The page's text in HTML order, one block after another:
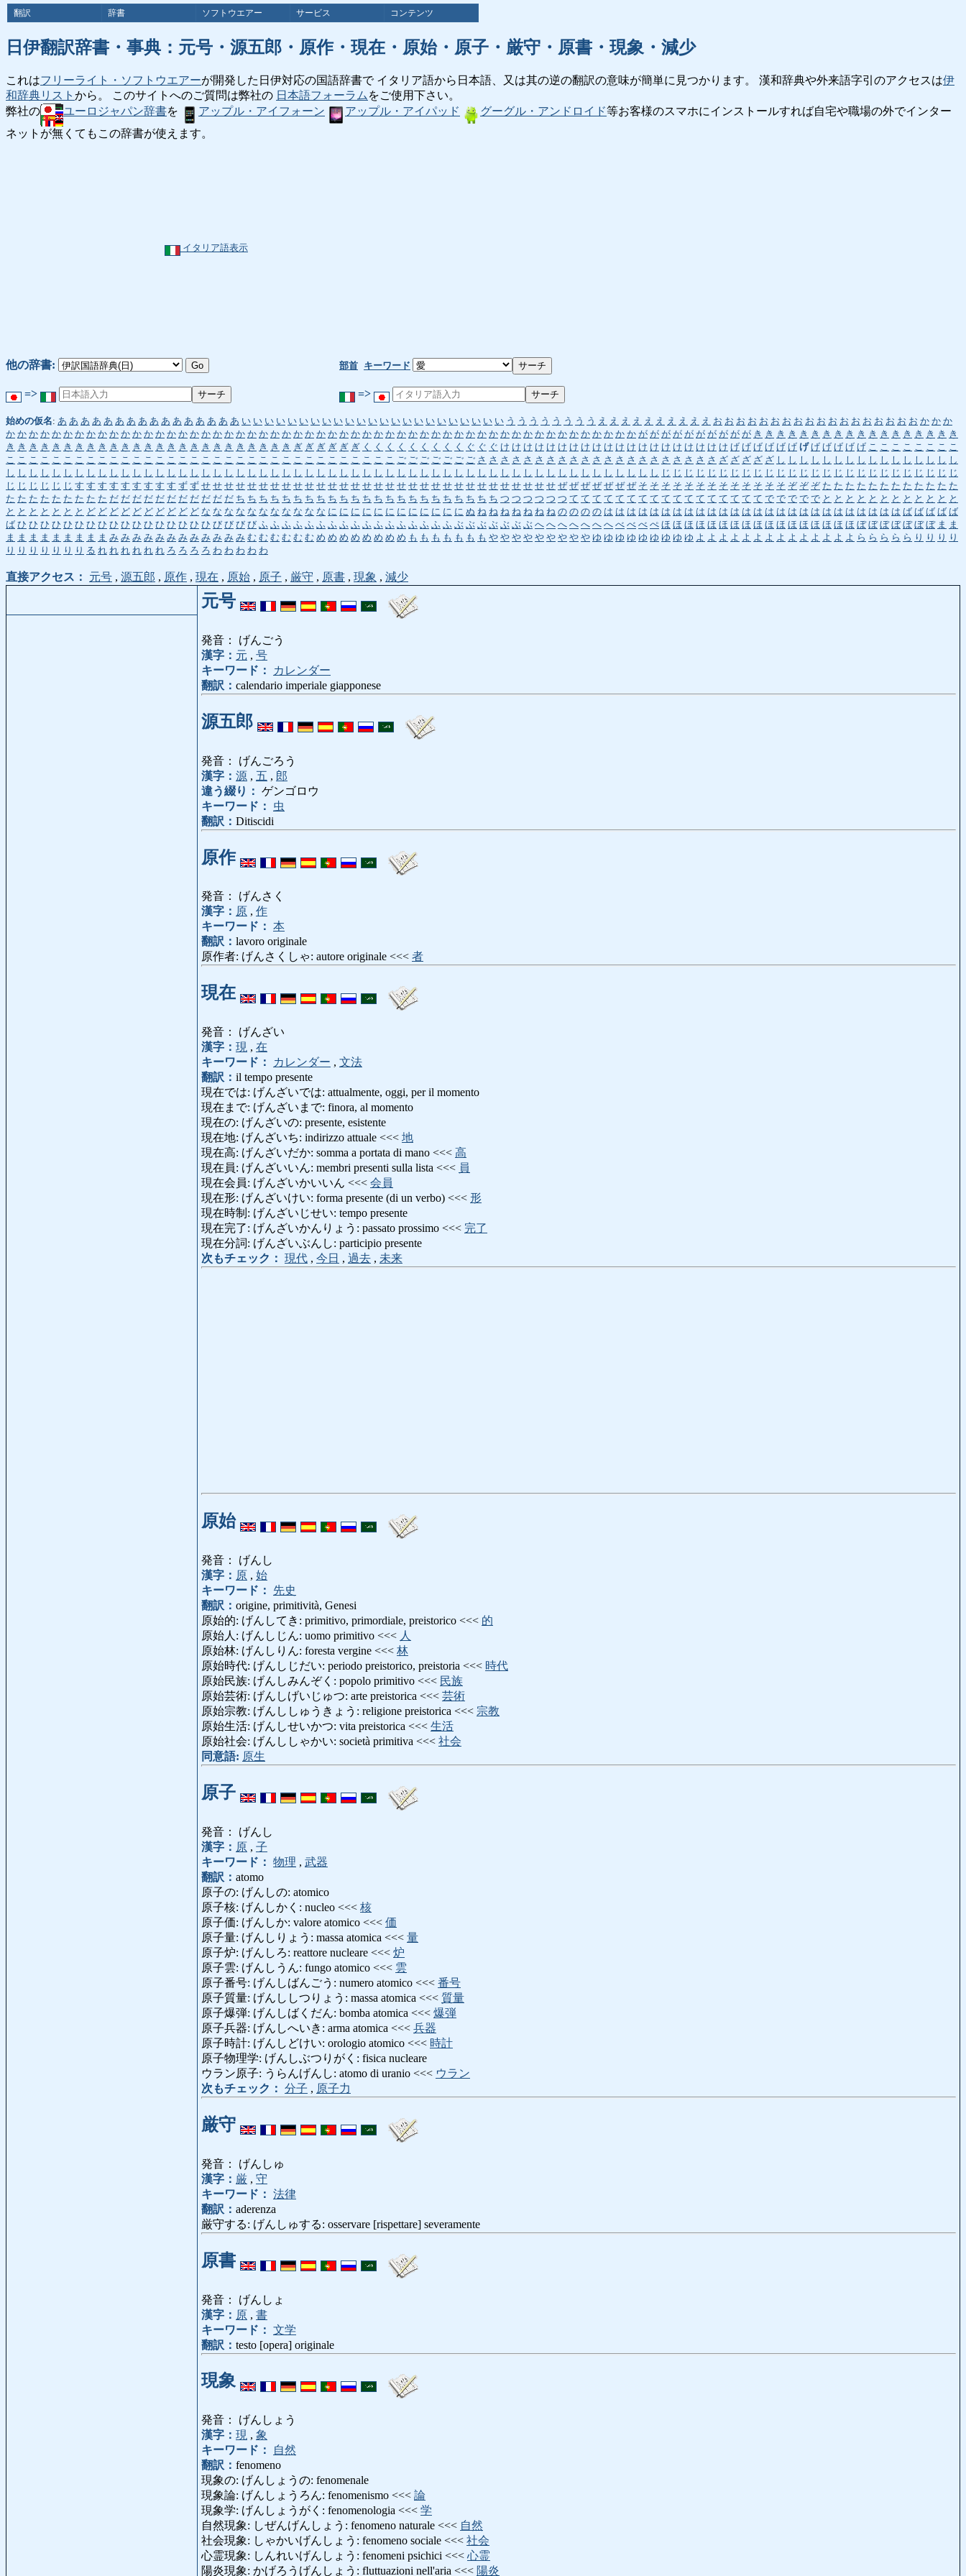
翻訳 辞書 ソフトウエアー サービス コンテンツ
日伊翻訳辞書・事典：元号・源五郎・原作・現在・原始・原子・厳守・原書・現象・減少
これはフリーライト・ソフトウエアーが開発した日伊対応の国語辞書で イタリア語から日本語、又は其の逆の翻訳の意味が簡単に見つかります。 漢和辞典や外来語字引のアクセスは伊
和辞典リスト から。 このサイトへのご質問は弊社の 日本語フォーラム をご使用下さい。
弊社の
ユーロジャパン辞書を アップル・アイフォーン アップル・アイパッド グーグル・アンドロイド等お客様のスマホにインストールすれば自宅や職場の外でインター
ネットが無くてもこの辞書が使えます。
イタリア語表示
他の辞書: 部首 キーワード
=> =>
始めの仮名: あ あ あ あ あ あ あ あ あ あ あ あ あ あ あ あ い い い い い い い い い い い い い い い い い い い い い い い う う う う う う う う え え え え え え え え え え お お お お お お お お お お お お お お お お お お か か か
か か か か か か か か か か か か か か か か か か か か か か か か か か か か か か か か か か か か か か か か か か か か か か か か か か か か か か か が が が が が が が が が が き き き き き き き き き き き き き き き き き き
き き き き き き き き き き き き き き き き き き き き き き き き き ぎ ぎ ぎ ぎ ぎ ぎ く く く く く く く く く ぐ ぐ ぐ け け け け け け け け け け け け け け け け け け け け げ げ げ げ げ げ げ げ げ げ げ げ こ こ こ こ こ こ こ こ
こ こ こ こ こ こ こ こ こ こ こ こ こ こ こ こ こ こ こ こ こ こ こ こ こ こ こ こ こ こ こ こ こ こ ご ご ご ご ご ご ご さ さ さ さ さ さ さ さ さ さ さ さ さ さ さ さ さ さ さ さ さ ざ ざ ざ ざ ざ し し し し し し し し し し し し し し し し
し し し し し し し し し し し し し し し し し し し し し し し し し し し し し し し し し し し し し し し し し し し し し し し し し し し し し し し し し じ じ じ じ じ じ じ じ じ じ じ じ じ じ じ じ じ じ じ じ じ じ じ じ じ じ
じ じ じ じ じ じ す す す す す す す す す ず ず せ せ せ せ せ せ せ せ せ せ せ せ せ せ せ せ せ せ せ せ せ せ せ せ せ せ せ せ せ せ せ ぜ ぜ ぜ ぜ ぜ ぜ ぜ そ そ そ そ そ そ そ そ そ そ そ そ そ ぞ ぞ ぞ た た た た た た た た た た た た
た た た た た た た た た だ だ だ だ だ だ だ だ だ だ だ ち ち ち ち ち ち ち ち ち ち ち ち ち ち ち ち ち ち ち ち ち ち ち つ つ つ つ つ つ て て て て て て て て て て て て て て て て て で で で で で と と と と と と と と と と と と
と と と と と と と ど ど ど ど ど ど ど ど ど ど な な な な な な な な な な な に に に に に に に に に に に に ぬ ね ね ね ね ね ね ね の の の の は は は は は は は は は は は は は は は は は は は は は は は は は は ば ば ば ば ば
ば ひ ひ ひ ひ ひ ひ ひ ひ ひ ひ ひ ひ ひ ひ ひ ひ ひ び び び び ふ ふ ふ ふ ふ ふ ふ ふ ふ ふ ふ ふ ふ ふ ふ ふ ふ ぶ ぶ ぶ ぶ ぶ ぶ ぶ へ へ へ へ へ へ へ べ べ べ ぺ ほ ほ ほ ほ ほ ほ ほ ほ ほ ほ ほ ほ ほ ほ ほ ほ ほ ぼ ぼ ぼ ぼ ぼ ぼ ぼ ま ま
ま ま ま ま ま ま ま ま ま み み み み み み み み み み み み む む む む む む め め め め め め め め も も も も も も も や や や や や や や や や ゆ ゆ ゆ ゆ ゆ ゆ ゆ ゆ ゆ よ よ よ よ よ よ よ よ よ よ よ よ よ よ ら ら ら ら ら り り り り
り り り り り り り る れ れ れ れ れ れ ろ ろ ろ ろ わ わ わ わ わ
直接アクセス： 元号 , 源五郎 , 原作 , 現在 , 原始 , 原子 , 厳守 , 原書 , 現象 , 減少
元号
発音： げんごう
漢字： 元 , 号
キーワード：
カレンダー
翻訳： calendario imperiale giapponese
源五郎
発音： げんごろう
漢字： 源 , 五 , 郎
違う綴り： ゲンゴロウ
キーワード：
虫
翻訳： Ditiscidi
原作
発音： げんさく
漢字： 原 , 作
キーワード： 本
翻訳： lavoro originale
原作者: げんさくしゃ: autore originale <<< 者
現在
発音： げんざい
漢字： 現 , 在
キーワード：
カレンダー , 文法
翻訳： il tempo presente
現在では: げんざいでは: attualmente, oggi, per il momento
現在まで: げんざいまで: finora, al momento
現在の: げんざいの: presente, esistente
現在地: げんざいち: indirizzo attuale <<< 地
現在高: げんざいだか: somma a portata di mano <<< 高
現在員: げんざいいん: membri presenti sulla lista <<< 員
現在会員: げんざいかいいん <<< 会員
現在形: げんざいけい: forma presente (di un verbo) <<< 形
現在時制: げんざいじせい: tempo presente
現在完了: げんざいかんりょう: passato prossimo <<< 完了
現在分詞: げんざいぶんし: participio presente
次もチェック： 現代 , 今日 , 過去 , 未来
原始
発音： げんし
漢字： 原 , 始
キーワード：
先史
翻訳： origine, primitività, Genesi
原始的: げんしてき: primitivo, primordiale, preistorico <<< 的
原始人: げんしじん: uomo primitivo <<< 人
原始林: げんしりん: foresta vergine <<< 林
原始時代: げんしじだい: periodo preistorico, preistoria <<< 時代
原始民族: げんしみんぞく: popolo primitivo <<< 民族
原始芸術: げんしげいじゅつ: arte preistorica <<< 芸術
原始宗教: げんししゅうきょう: religione preistorica <<< 宗教
原始生活: げんしせいかつ: vita preistorica <<< 生活
原始社会: げんししゃかい: società primitiva <<< 社会
同意語: 原生
原子
発音： げんし
漢字： 原 , 子
キーワード： 物理 , 武器
翻訳： atomo
原子の: げんしの: atomico
原子核: げんしかく: nucleo <<< 核
原子価: げんしか: valore atomico <<< 価
原子量: げんしりょう: massa atomica <<< 量
原子炉: げんしろ: reattore nucleare <<< 炉
原子雲: げんしうん: fungo atomico <<< 雲
原子番号: げんしばんごう: numero atomico <<< 番号
原子質量: げんししつりょう: massa atomica <<< 質量
原子爆弾: げんしばくだん: bomba atomica <<< 爆弾
原子兵器: げんしへいき: arma atomica <<< 兵器
原子時計: げんしどけい: orologio atomico <<< 時計
原子物理学: げんしぶつりがく: fisica nucleare
ウラン原子: うらんげんし: atomo di uranio <<< ウラン
次もチェック： 分子 , 原子力
厳守
発音： げんしゅ
漢字： 厳 , 守
キーワード： 法律
翻訳： aderenza
厳守する: げんしゅする: osservare [rispettare] severamente
原書
発音： げんしょ
漢字： 原 , 書
キーワード： 文学
翻訳： testo [opera] originale
現象
発音： げんしょう
漢字： 現 , 象
キーワード：
自然
翻訳： fenomeno
現象の: げんしょうの: fenomenale
現象論: げんしょうろん: fenomenismo <<< 論
現象学: げんしょうがく: fenomenologia <<< 学
自然現象: しぜんげんしょう: fenomeno naturale <<< 自然
社会現象: しゃかいげんしょう: fenomeno sociale <<< 社会
心霊現象: しんれいげんしょう: fenomeni psichici <<< 心霊
陽炎現象: かげろうげんしょう: fluttuazioni nell'aria <<< 陽炎